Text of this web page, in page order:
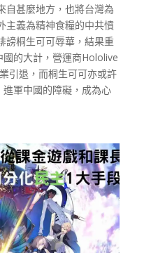
自甚麼地方，也將台灣為
主義為精神食糧的中共憤
謗桐生可可辱華，結果重
的大計，營運商Hololive
引退，而桐生可可亦或許
軍中國的障礙，成為心